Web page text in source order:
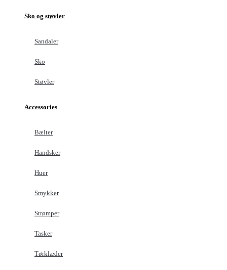
Sko og støvler
Sandaler
Sko
Støvler
Accessories
Bælter
Handsker
Huer
Smykker
Strømper
Tasker
Tørklæder